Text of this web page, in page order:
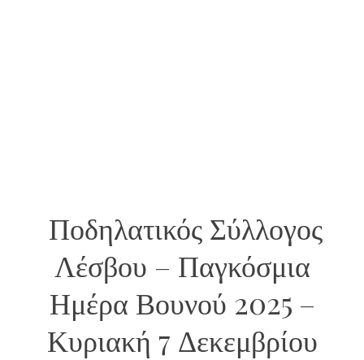
Ποδηλατικός Σύλλογος
Λέσβου – Παγκόσμια
Ημέρα Βουνού 2025 –
Κυριακή 7 Δεκεμβρίου